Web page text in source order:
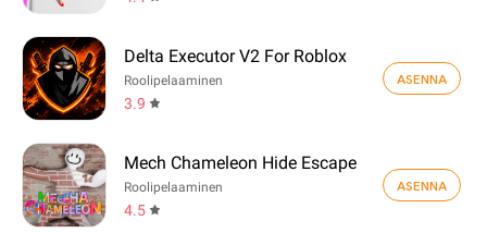
Delta Executor V2 For Roblox
Roolipelaaminen
3.9
ASENNA
Mech Chameleon Hide Escape
Roolipelaaminen
4.5
ASENNA